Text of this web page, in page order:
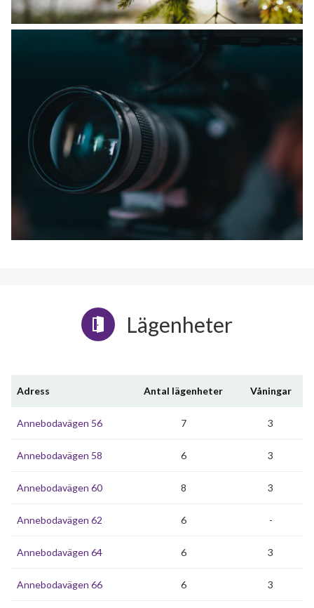
Lägenheter
Adress Antal lägenheter Våningar
Annebodavägen 56 7 3
Annebodavägen 58 6 3
Annebodavägen 60 8 3
Annebodavägen 62 6 -
Annebodavägen 64 6 3
Annebodavägen 66 6 3